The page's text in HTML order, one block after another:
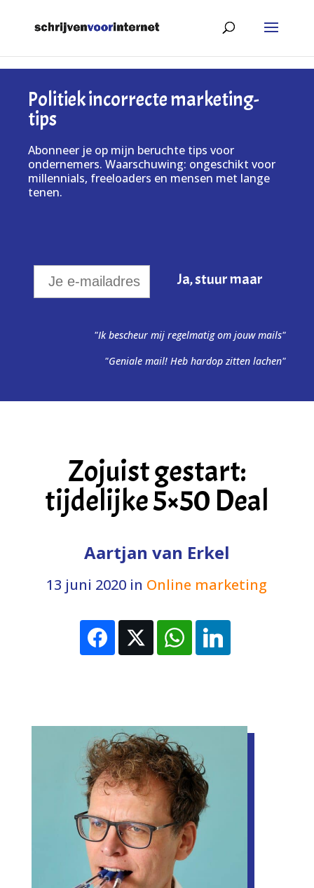
Politiek incorrecte marketing-
tips
Abonneer je op mijn beruchte tips voor
ondernemers. Waarschuwing: ongeschikt voor
millennials, freeloaders en mensen met lange
tenen.
"Ik bescheur mij regelmatig om jouw mails"
"Geniale mail! Heb hardop zitten lachen"
Zojuist gestart:
tijdelijke 5×50 Deal
Aartjan van Erkel
13 juni 2020 in Online marketing